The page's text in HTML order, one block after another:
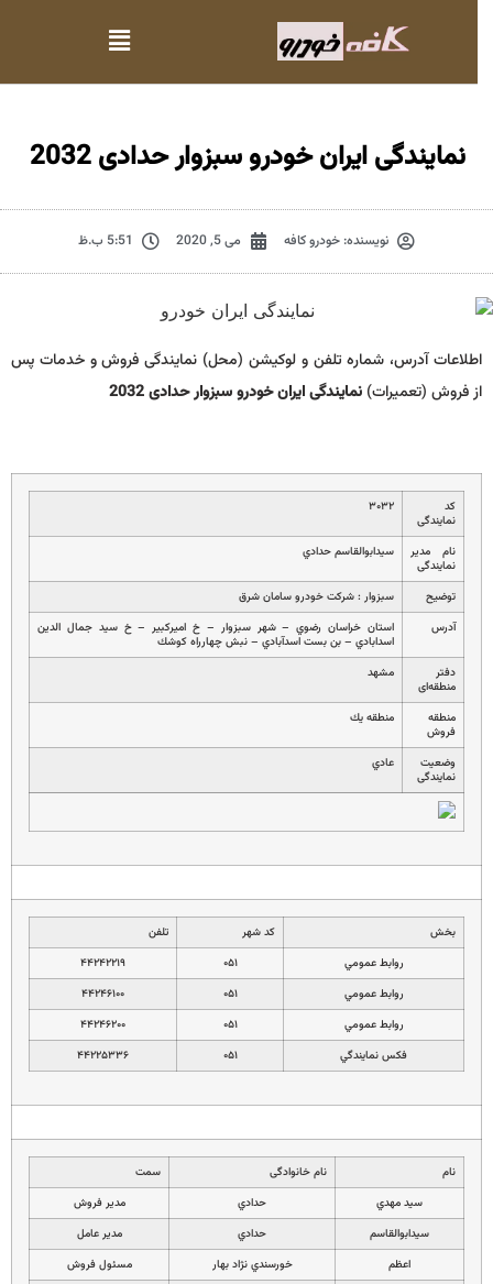
نمایندگی ایران خودرو سبزوار حدادی 2032
نویسنده:خودرو کافه می 5, 2020 5:51 ب.ظ
اطلاعات آدرس، شماره تلفن و لوکیشن (محل) نمایندگی فروش و خدمات پس
از فروش (تعمیرات)نمایندگی ایران خودرو سبزوار حدادی 2032
کد
نمایندگی
۳۰۳۲
نام مدیر
نمایندگی
سيدابوالقاسم حدادي
توضیح
سبزوار : شركت خودرو سامان شرق
آدرس
استان خراسان رضوي – شهر سبزوار – خ اميركبير – خ سيد جمال الدين
اسدابادي – بن بست اسدآبادي – نبش چهارراه كوشك
دفتر
منطقه‌ای
مشهد
منطقه
فروش
منطقه يك
وضعیت
نمایندگی
عادي
بخش کد شهر
تلفن
روابط عمومي
۰۵۱
۴۴۲۴۲۲۱۹
روابط عمومي
۰۵۱
۴۴۲۴۶۱۰۰
روابط عمومي
۰۵۱
۴۴۲۴۶۲۰۰
فكس نمايندگي
۰۵۱ ۴۴۲۲۵۳۳۶
نام نام خانوادگی
سمت
سيد مهدي
حدادي
مدير فروش
سيدابوالقاسم
حدادي
مدير عامل
اعظم
خورسندي نژاد بهار
مسئول فروش